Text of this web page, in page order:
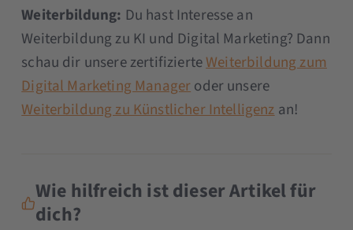
Weiterbildung: Du hast Interesse an
Weiterbildung zu KI und Digital Marketing? Dann
schau dir unsere zertifizierteWeiterbildung zum
Digital Marketing Manageroder unsere
Weiterbildung zu Künstlicher Intelligenzan!
Wie hilfreich ist dieser Artikel für
dich?